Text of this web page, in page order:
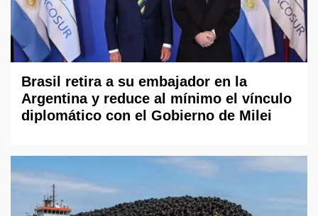
Brasil retira a su embajador en la
Argentina y reduce al mínimo el vínculo
diplomático con el Gobierno de Milei